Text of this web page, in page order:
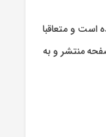
است و متعاقبا
منتشر و به